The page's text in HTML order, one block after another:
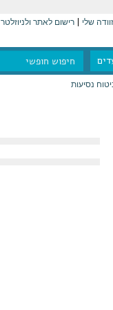
שלי רישום לאתר ולניוזלטר
נסיעות